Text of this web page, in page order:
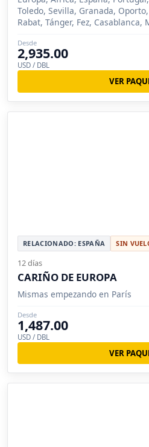
Toledo, Sevilla, Granada,
Rabat, Tánger, Fez, Casablanca,
Desde
2,935.00
USD / DBL
VER
RELACIONADO: ESPAÑA SIN
12 días
CARIÑO DE EUROPA
Mismas empezando en París
Desde
1,487.00
USD / DBL
VER